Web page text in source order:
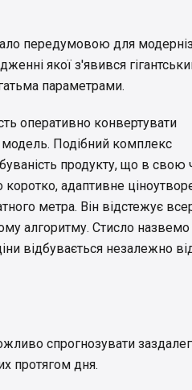
передумовою для
якої з'явився
параметрами.
оперативно конвертувати
модель. Подібний комплекс
продукту, що в свою
адаптивне
метра. Він відстежує
алгоритму. Стисло назвемо
відбувається незалежно
спрогнозувати
протягом дня.